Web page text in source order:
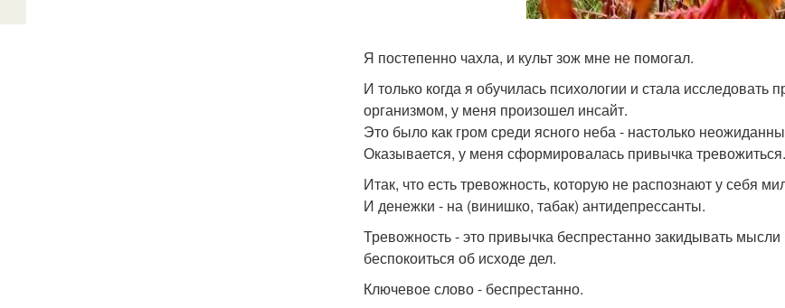
Я постепенно чахла, и культ зож мне не помогал.
И только когда я обучилась психологии и стала
организмом, у меня произошел инсайт.
Это было как гром среди ясного неба - настолько
Оказывается, у меня сформировалась привычка тревожиться.
Итак, что есть тревожность, которую не распознают у себя
И денежки - на (винишко, табак) антидепрессанты.
Тревожность - это привычка беспрестанно закидывать
беспокоиться об исходе дел.
Ключевое слово - беспрестанно.